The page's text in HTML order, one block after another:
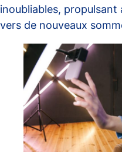
inoubliables,
vers de nouveaux